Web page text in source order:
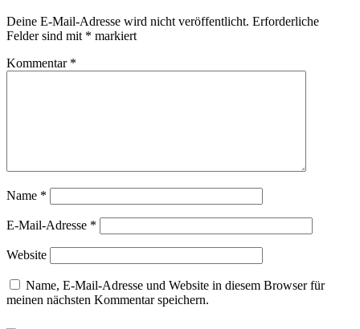
Deine E-Mail-Adresse wird nicht veröffentlicht. Erforderliche
Felder sind mit * markiert
Kommentar *
Name *
E-Mail-Adresse *
Website
Name, E-Mail-Adresse und Website in diesem Browser für
meinen nächsten Kommentar speichern.